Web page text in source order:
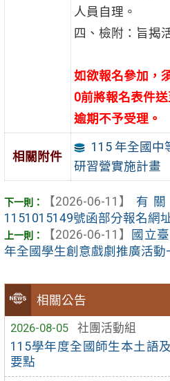
相關公告
2026-08-05
社團活動組
115學年度全國師生本土語
要點
人員自理。
四、檢附：旨揭
如欲報名參加，
0前將報名表件
逾期不予受理。
相關附件
115 年全國中
研習營實施計畫
【2026-06-11】
有
1151015149號函部分報名網
【2026-06-11】
國立
年全國學生創意戲劇推廣活動